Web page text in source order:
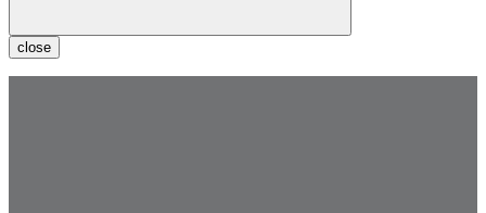
close